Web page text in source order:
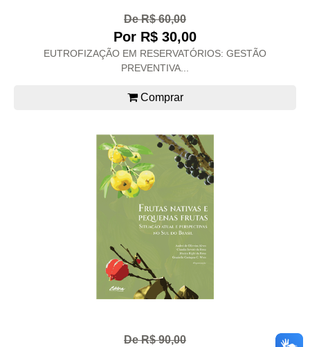
De R$ 60,00
Por R$ 30,00
EUTROFIZAÇÃO EM RESERVATÓRIOS: GESTÃO
PREVENTIVA...
Comprar
De R$ 90,00